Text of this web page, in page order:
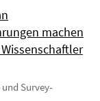
machen
Survey-